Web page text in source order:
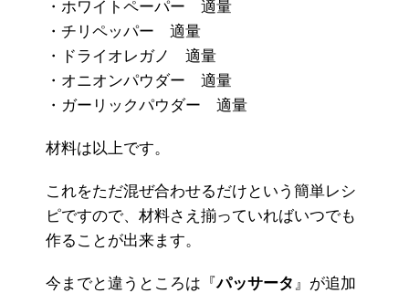
・ホワイトペーパー 適量
・チリペッパー 適量
・ドライオレガノ 適量
・オニオンパウダー 適量
・ガーリックパウダー 適量
材料は以上です。
これをただ混ぜ合わせるだけという簡単レシ
ピですので、材料さえ揃っていればいつでも
作ることが出来ます。
今までと違うところは『パッサータ 』が追加